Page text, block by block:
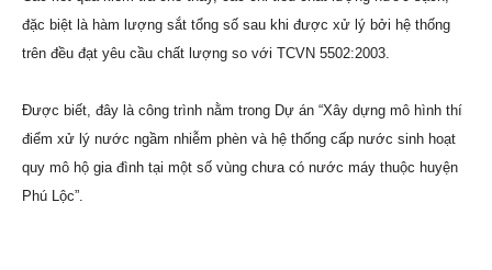
đặc biệt là hàm lượng sắt tổng số sau khi được xử lý bởi hệ thống
trên đều đạt yêu cầu chất lượng so với TCVN 5502:2003.
Được biết, đây là công trình nằm trong Dự án “Xây dựng mô hình thí
điểm xử lý nước ngầm nhiễm phèn và hệ thống cấp nước sinh hoạt
quy mô hộ gia đình tại một số vùng chưa có nước máy thuộc huyện
Phú Lộc”.